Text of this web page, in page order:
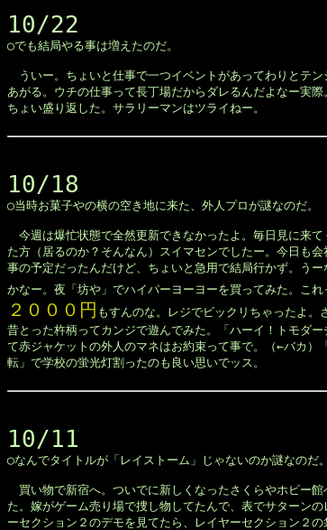
10/22
◯でも結局やる事は増えたのだ。
ういー。ちょいと仕事で一つイベントがあってわりとテン
あがる。ウチの仕事って長丁場だからダレるんだよなー実際
ちょい盛り返した。サラリーマンはツライねー。
10/18
◯当時お菓子やの横の空き地に来た、外人プロが謎なのだ。
今週は爆忙状態で全然更新できなかったよ。毎日見に来て
た方（居るのか？そんなん）スイマセンでしたー。今日も会
事の予定だったんだけど、ちょいと急用で結局行かず。うー
かなー。夜「坊や」でハイパーヨーヨーを買ってみた。これ
２０００円 もすんのな。レジでビックリちゃったよ。
昔とった杵柄ってカンジで遊んでみた。「ハーイ！トモダー
て赤ジャケットの外人のマネはお約束って事で。（←バカ）
転」で学校の蛍光灯割ったのも良い思いでッス。
10/11
◯なんでタイトルが「レイストーム」じゃないのか謎なのだ。
買い物で新宿へ。ついでに新しくなったさくらやホビー館
た。嫁がゲーム売り場で捜し物してたんで、表でサターンの
ーセクション２のデモを見てたら、レイヤーセクション２の